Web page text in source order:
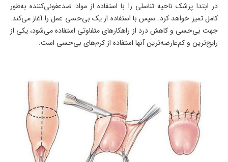
در ابتدا پزشک ناحیه تناسلی را با استفاده از مواد ضدعفونی‌کننده به‌طور
کامل تمیز خواهد کرد. سپس با استفاده از یک بی‌حسی عمل را آغاز می‌کند.
جهت بی‌حسی و کاهش درد از راهکارهای متفاوتی استفاده می‌شود، یکی از
رایج‌ترین و کم‌عارضه‌ترین آنها استفاده از کرم‌های بی‌حسی است.